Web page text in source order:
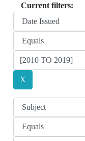
Current filters: